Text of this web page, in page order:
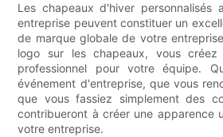
Les chapeaux d'hiver
entreprise peuvent constituer un
de marque globale de votre
logo sur les chapeaux, vous
professionnel pour votre équipe.
événement d'entreprise, que vous
que vous fassiez simplement des
contribueront à créer une apparence
votre entreprise.